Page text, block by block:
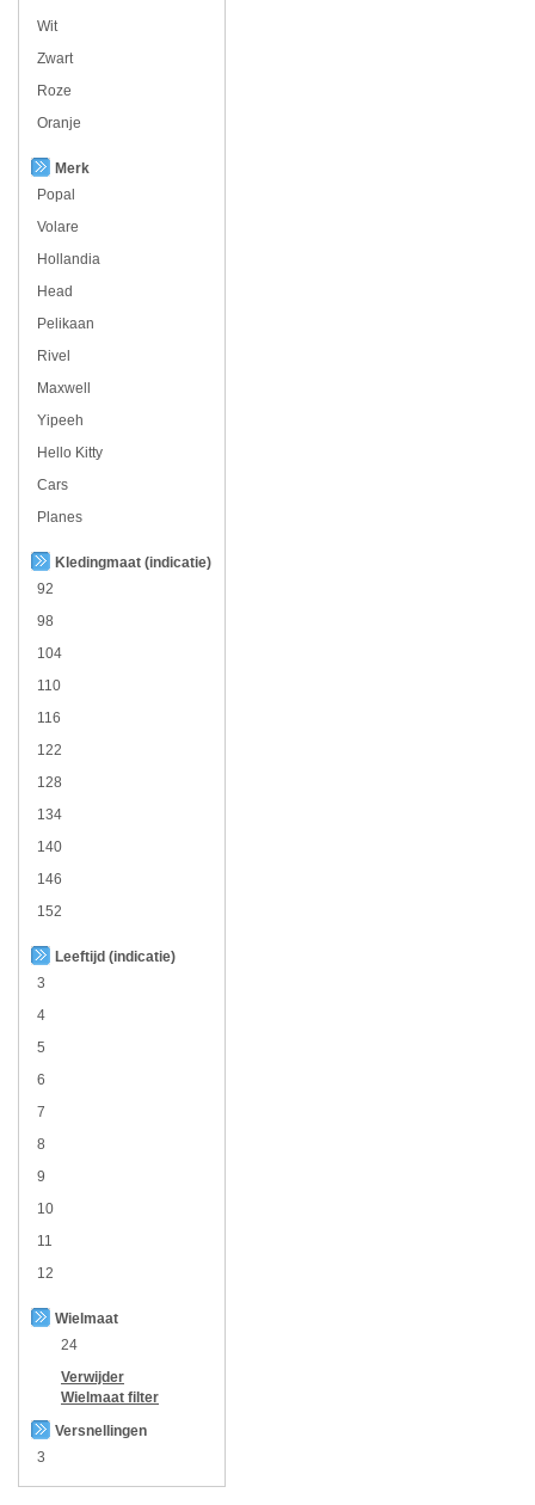
Wit
Zwart
Roze
Oranje
Merk
Popal
Volare
Hollandia
Head
Pelikaan
Rivel
Maxwell
Yipeeh
Hello Kitty
Cars
Planes
Kledingmaat (indicatie)
92
98
104
110
116
122
128
134
140
146
152
Leeftijd (indicatie)
3
4
5
6
7
8
9
10
11
12
Wielmaat
24
Verwijder
Wielmaat filter
Versnellingen
3